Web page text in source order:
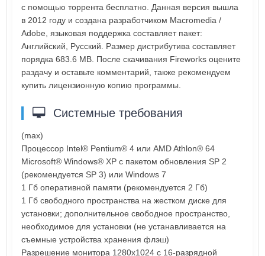
с помощью торрента бесплатно. Данная версия вышла
в 2012 году и создана разработчиком Macromedia /
Adobe, языковая поддержка составляет пакет:
Английский, Русский. Размер дистрибутива составляет
порядка 683.6 MB. После скачивания Fireworks оцените
раздачу и оставьте комментарий, также рекомендуем
купить лицензионную копию программы.
Системные требования
(max)
Процессор Intel® Pentium® 4 или AMD Athlon® 64
Microsoft® Windows® XP с пакетом обновления SP 2
(рекомендуется SP 3) или Windows 7
1 Гб оперативной памяти (рекомендуется 2 Гб)
1 Гб свободного пространства на жестком диске для
установки; дополнительное свободное пространство,
необходимое для установки (не устанавливается на
съемные устройства хранения флэш)
Разрешение монитора 1280x1024 с 16-разрядной